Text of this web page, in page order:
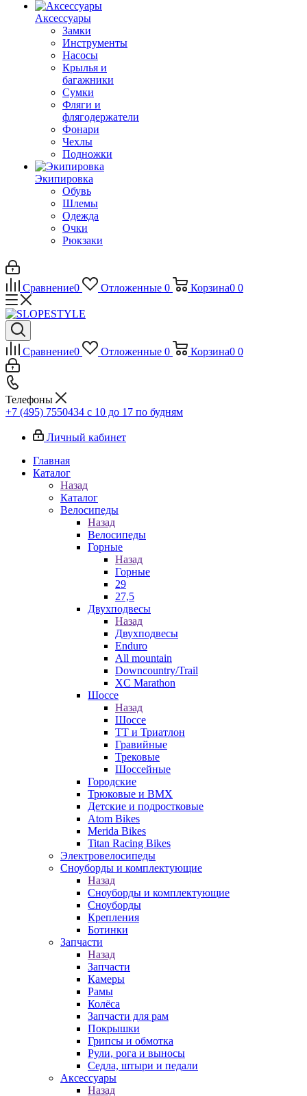
Аксессуары
Замки
Инструменты
Насосы
Крылья и
багажники
Сумки
Фляги и
флягодержатели
Фонари
Чехлы
Подножки
Экипировка
Обувь
Шлемы
Одежда
Очки
Рюкзаки
Сравнение0 Отложенные 0 Корзина0 0
Сравнение0 Отложенные 0 Корзина0 0
Телефоны
+7 (495) 7550434 с 10 до 17 по будням
Личный кабинет
Главная
Каталог
Назад
Каталог
Велосипеды
Назад
Велосипеды
Горные
Назад
Горные
29
27,5
Двухподвесы
Назад
Двухподвесы
Enduro
All mountain
Downcountry/Trail
XC Marathon
Шоссе
Назад
Шоссе
ТТ и Триатлон
Гравийные
Трековые
Шоссейные
Городские
Трюковые и BMX
Детские и подростковые
Atom Bikes
Merida Bikes
Titan Racing Bikes
Электровелосипеды
Cноуборды и комплектующие
Назад
Cноуборды и комплектующие
Сноуборды
Крепления
Ботинки
Запчасти
Назад
Запчасти
Камеры
Рамы
Колёса
Запчасти для рам
Покрышки
Грипсы и обмотка
Рули, рога и выносы
Седла, штыри и педали
Аксессуары
Назад